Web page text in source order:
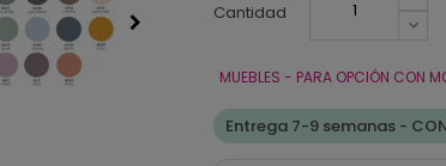
Cantidad
MUEBLES - PARA OPCIÓN CON
Entrega 7-9 semanas -